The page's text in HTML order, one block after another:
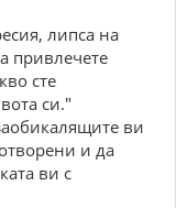
липса на
привлечете
сте
си."
ви
и да
ви с